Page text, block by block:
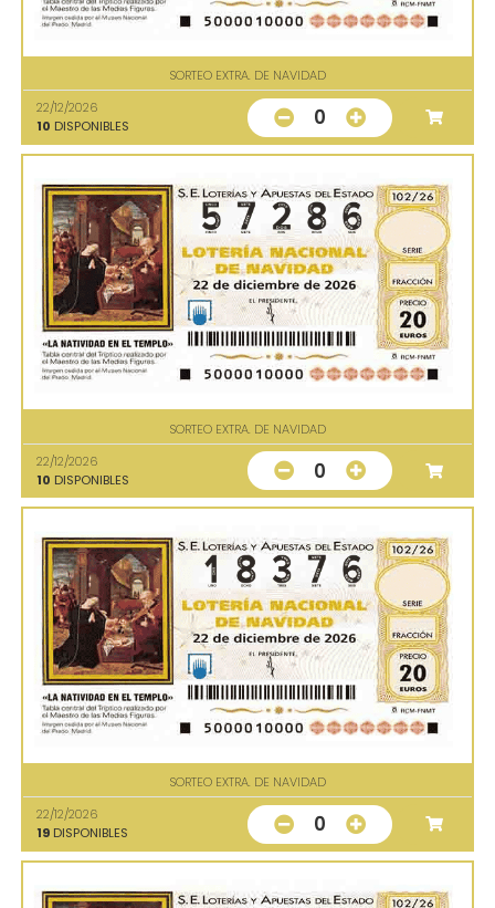
SORTEO EXTRA. DE NAVIDAD
22/12/2026
10 DISPONIBLES 0
SORTEO EXTRA. DE NAVIDAD
22/12/2026
10 DISPONIBLES 0
SORTEO EXTRA. DE NAVIDAD
22/12/2026
19 DISPONIBLES 0